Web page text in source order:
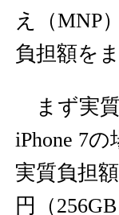
え（MNP
負担額を
まず実
iPhone 7
実質負担
円（